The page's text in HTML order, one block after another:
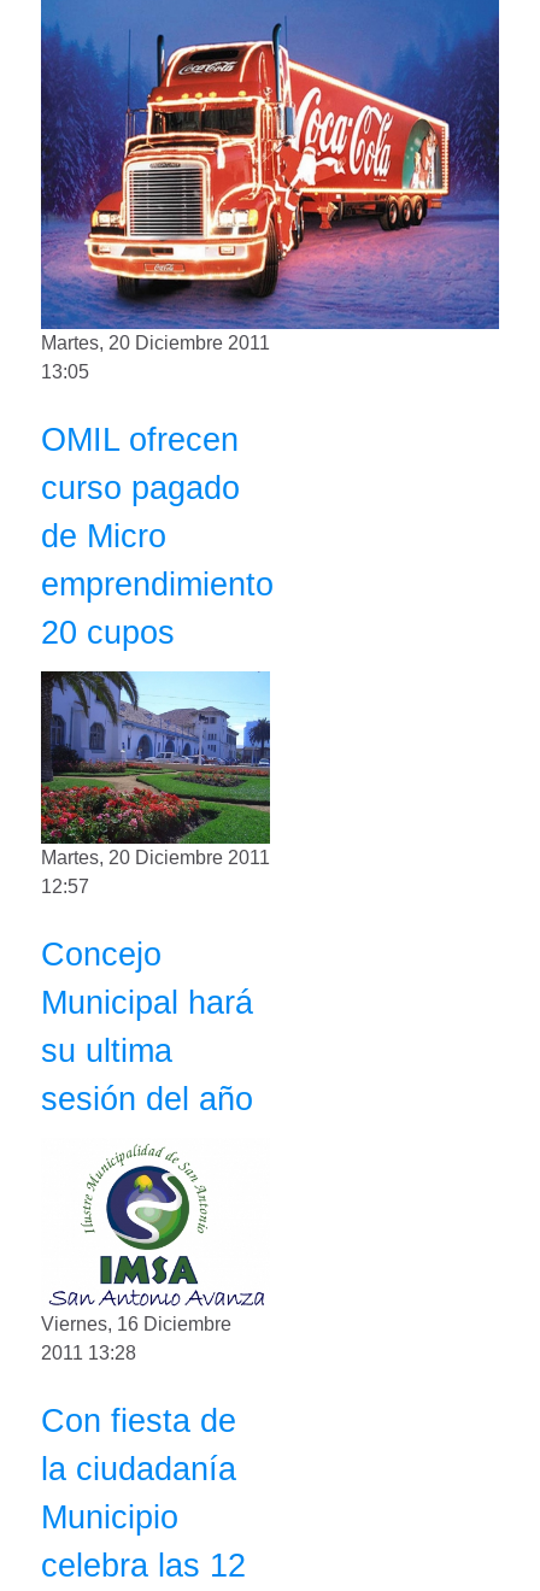
Martes, 20 Diciembre 2011
13:05
OMIL ofrecen
curso pagado
de Micro
emprendimiento
20 cupos
Martes, 20 Diciembre 2011
12:57
Concejo
Municipal hará
su ultima
sesión del año
Viernes, 16 Diciembre
2011 13:28
Con fiesta de
la ciudadanía
Municipio
celebra las 12